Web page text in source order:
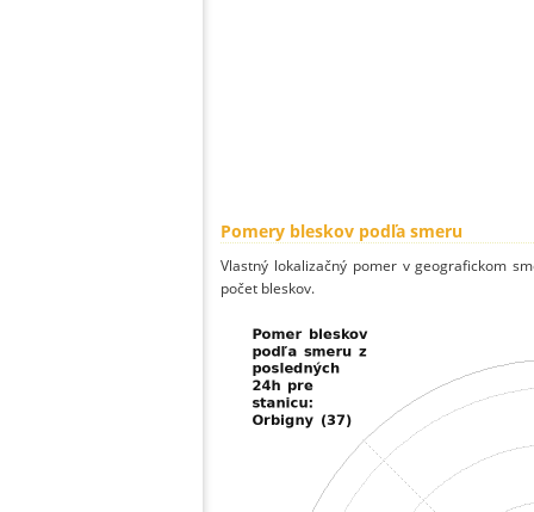
Pomery bleskov podľa smeru
Vlastný lokalizačný pomer v geografickom
počet bleskov.